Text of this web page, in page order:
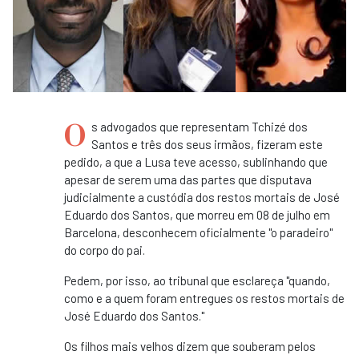
O s advogados que representam Tchizé dos
Santos e três dos seus irmãos, fizeram este
pedido, a que a Lusa teve acesso, sublinhando que
apesar de serem uma das partes que disputava
judicialmente a custódia dos restos mortais de José
Eduardo dos Santos, que morreu em 08 de julho em
Barcelona, desconhecem oficialmente "o paradeiro"
do corpo do pai.
Pedem, por isso, ao tribunal que esclareça "quando,
como e a quem foram entregues os restos mortais de
José Eduardo dos Santos."
Os filhos mais velhos dizem que souberam pelos